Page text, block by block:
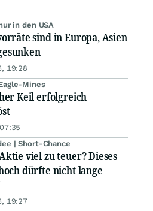
in den USA
sind in Europa, Asien
19:28
Mines
Keil erfolgreich
| Short-Chance
viel zu teuer? Dieses
dürfte nicht lange
19:27